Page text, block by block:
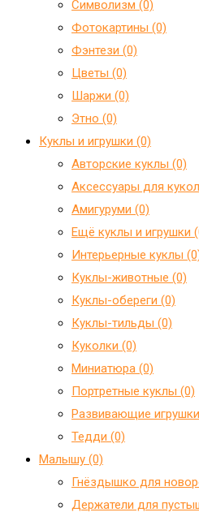
Символизм (0)
Фотокартины (0)
Фэнтези (0)
Цветы (0)
Шаржи (0)
Этно (0)
Куклы и игрушки (0)
Авторские куклы (0)
Аксессуары для
Амигуруми (0)
Ещё куклы и игрушки
Интерьерные куклы
Куклы-животные (0)
Куклы-обереги (0)
Куклы-тильды (0)
Куколки (0)
Миниатюра (0)
Портретные куклы (0)
Развивающие
Тедди (0)
Малышу (0)
Гнёздышко для
Держатели для